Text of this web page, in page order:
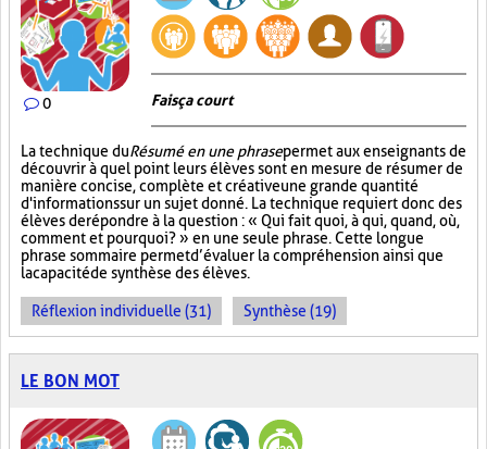
0 Fais ça court
La technique duRésumé en une phrasepermet aux enseignants de
découvrir à quel point leurs élèves sont en mesure de résumer de
manière concise, complète et créative une grande quantité
d'informations sur un sujet donné. La technique requiert donc des
élèves de répondre à la question : « Qui fait quoi, à qui, quand, où,
comment et pourquoi? » en une seule phrase. Cette longue
phrase sommaire permet d’évaluer la compréhension ainsi que
la capacité de synthèse des élèves.
Réflexion individuelle (31) Synthèse (19)
LE BON MOT